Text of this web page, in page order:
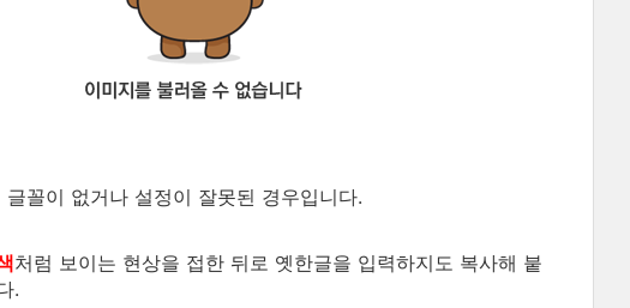
글꼴이 없거나 설정이 잘못된 경우입니다.
처럼 보이는 현상을 접한 뒤로 옛한글을 입력하지도 복사해 붙
.